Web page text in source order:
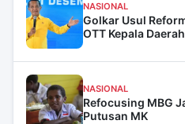
NASIONAL
Golkar Usul
OTT Kepala Daerah
NASIONAL
Refocusing MBG
Putusan MK